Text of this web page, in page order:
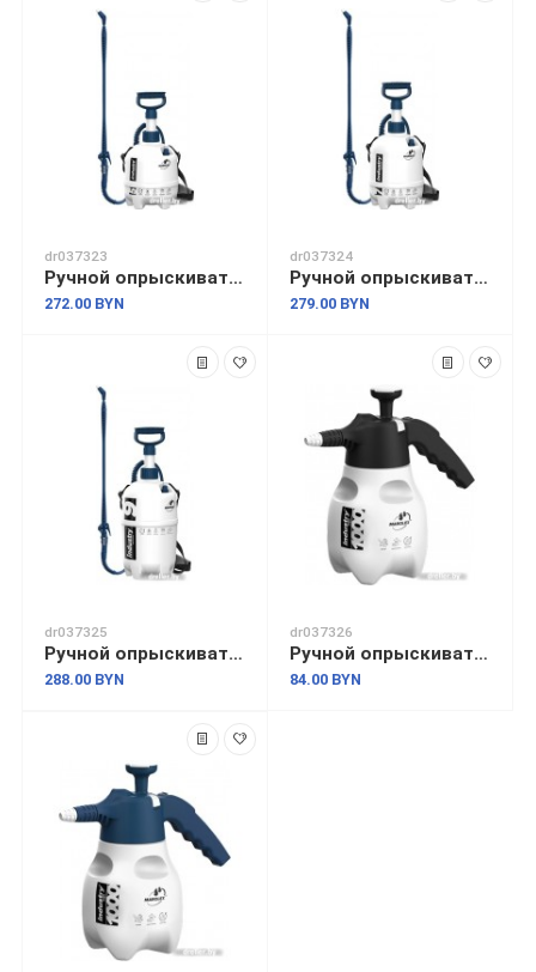
dr037323
Ручной опрыскиватель Marolex Industry alka line 5 S111.153
272.00 BYN
dr037324
Ручной опрыскиватель Marolex Industry alka line 7 S112.153
279.00 BYN
dr037325
Ручной опрыскиватель Marolex Industry alka line 9 S113.153
288.00 BYN
dr037326
Ручной опрыскиватель Marolex Industry ergo 1000 acid line S081.102
84.00 BYN